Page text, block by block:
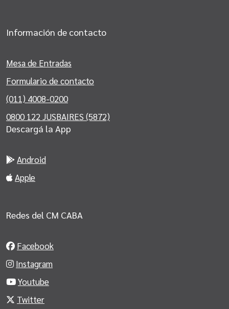
Información de contacto
Mesa de Entradas
Formulario de contacto
(011) 4008-0200
0800 122 JUSBAIRES (5872)
Descargá la App
Android
Apple
Redes del CM CABA
Facebook
Instagram
Youtube
Twitter